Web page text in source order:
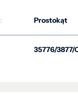
Prostokąt
35776/3877/